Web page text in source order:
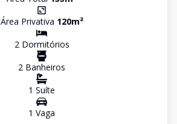
Área Privativa 120m²
2Dormitórios
2 Banheiros
1 Suíte
1 Vaga